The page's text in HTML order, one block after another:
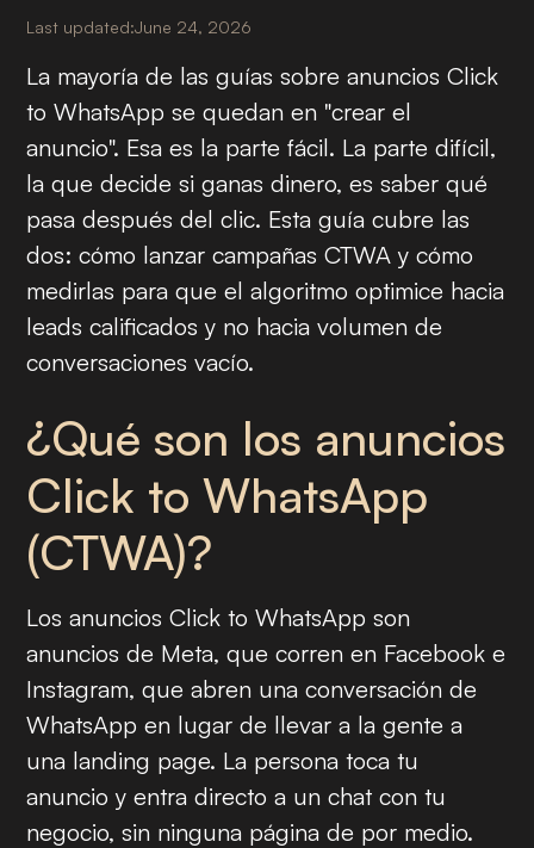
Last updated:June 24, 2026
La mayoría de las guías sobre anuncios Click
to WhatsApp se quedan en "crear el
anuncio". Esa es la parte fácil. La parte difícil,
la que decide si ganas dinero, es saber qué
pasa después del clic. Esta guía cubre las
dos: cómo lanzar campañas CTWA y cómo
medirlas para que el algoritmo optimice hacia
leads calificados y no hacia volumen de
conversaciones vacío.
¿Qué son los anuncios
Click to WhatsApp
(CTWA)?
Los anuncios Click to WhatsApp son
anuncios de Meta, que corren en Facebook e
Instagram, que abren una conversación de
WhatsApp en lugar de llevar a la gente a
una landing page. La persona toca tu
anuncio y entra directo a un chat con tu
negocio, sin ninguna página de por medio.